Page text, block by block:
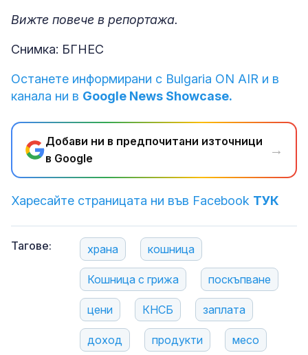
Вижте повече в репортажа.
Снимка: БГНЕС
Останете информирани с Bulgaria ON AIR и в
канала ни в Google News Showcase.
Добави ни в предпочитани източници
в Google
→
Харесайте страницата ни във Facebook ТУК
Тагове: храна кошница
Кошница с грижа поскъпване
цени КНСБ заплата
доход продукти месо